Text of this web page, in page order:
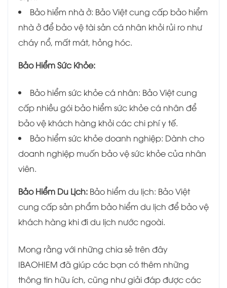
Bảo hiểm nhà ở: Bảo Việt cung cấp bảo hiểm
nhà ở để bảo vệ tài sản cá nhân khỏi rủi ro như
cháy nổ, mất mát, hỏng hóc.
Bảo Hiểm Sức Khỏe:
Bảo hiểm sức khỏe cá nhân: Bảo Việt cung
cấp nhiều gói bảo hiểm sức khỏe cá nhân để
bảo vệ khách hàng khỏi các chi phí y tế.
Bảo hiểm sức khỏe doanh nghiệp: Dành cho
doanh nghiệp muốn bảo vệ sức khỏe của nhân
viên.
Bảo Hiểm Du Lịch: Bảo hiểm du lịch: Bảo Việt
cung cấp sản phẩm bảo hiểm du lịch để bảo vệ
khách hàng khi đi du lịch nước ngoài.
Mong rằng với những chia sẻ trên đây
IBAOHIEM đã giúp các bạn có thêm những
thông tin hữu ích, cũng như giải đáp được các